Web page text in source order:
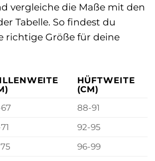
vergleiche die Maße mit den
Tabelle. So findest du
richtige Größe für deine
HÜFTWEITE
(CM)
88-91
92-95
96-99